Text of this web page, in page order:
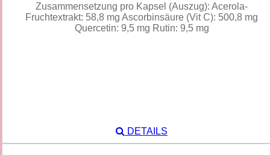
Zusammensetzung pro Kapsel (Auszug): Acerola-
Fruchtextrakt: 58,8 mg Ascorbinsäure (Vit C): 500,8 mg
Quercetin: 9,5 mg Rutin: 9,5 mg
DETAILS